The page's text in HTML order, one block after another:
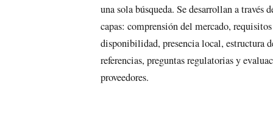
una sola búsqueda. Se desarrollan a través
capas: comprensión del mercado,
disponibilidad, presencia local, estructura
referencias, preguntas regulatorias y
proveedores.